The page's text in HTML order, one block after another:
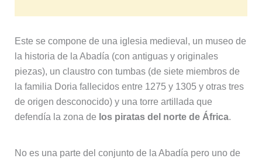
Este se compone de una iglesia medieval, un museo de
la historia de la Abadía (con antiguas y originales
piezas), un claustro con tumbas (de siete miembros de
la familia Doria fallecidos entre 1275 y 1305 y otras tres
de origen desconocido) y una torre artillada que
defendía la zona de los piratas del norte de África.
No es una parte del conjunto de la Abadía pero uno de